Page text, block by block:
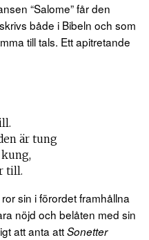
“Salome” får den
både i Bibeln och som
till tals. Ett apitretande
är tung
till.
sin i förordet framhållna
nöjd och belåten med sin
att anta attSonetter